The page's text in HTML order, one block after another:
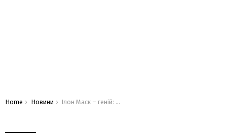
You are here:
Home Новини Ілон Маск – геній: Tesla заробить на продажі порожніх пляшках з-під текіли